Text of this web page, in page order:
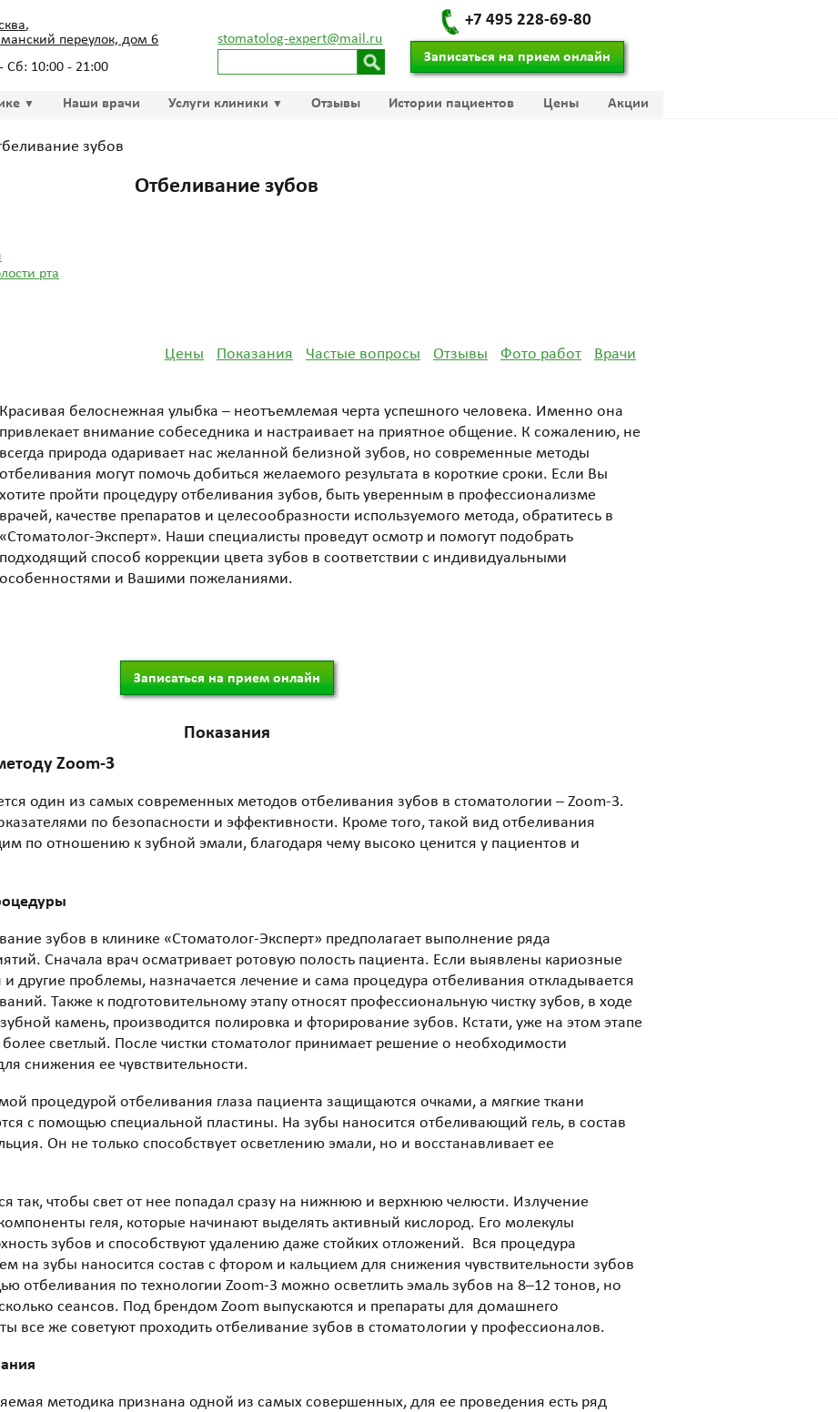
,
переулок, дом 6
Сб: 10:00 - 21:00
stomatolog-expert@mail.ru
+7 495 228-69-80
Записаться на прием онлайн
Наши врачи Услуги клиники Отзывы Истории пациентов Цены Акции
зубов
Отбеливание зубов
рта
Цены Показания Частые вопросы Отзывы Фото работ Врачи
Красивая белоснежная улыбка – неотъемлемая черта успешного человека. Именно она
привлекает внимание собеседника и настраивает на приятное общение. К сожалению, не
всегда природа одаривает нас желанной белизной зубов, но современные методы
отбеливания могут помочь добиться желаемого результата в короткие сроки. Если Вы
хотите пройти процедуру отбеливания зубов, быть уверенным в профессионализме
врачей, качестве препаратов и целесообразности используемого метода, обратитесь в
«Стоматолог-Эксперт». Наши специалисты проведут осмотр и помогут подобрать
подходящий способ коррекции цвета зубов в соответствии с индивидуальными
особенностями и Вашими пожеланиями.
Записаться на прием онлайн
Показания
Zoom-3
один из самых современных методов отбеливания зубов в стоматологии – Zoom-3.
по безопасности и эффективности. Кроме того, такой вид отбеливания
по отношению к зубной эмали, благодаря чему высоко ценится у пациентов и
зубов в клинике «Стоматолог-Эксперт» предполагает выполнение ряда
Сначала врач осматривает ротовую полость пациента. Если выявлены кариозные
другие проблемы, назначается лечение и сама процедура отбеливания откладывается
Также к подготовительному этапу относят профессиональную чистку зубов, в ходе
камень, производится полировка и фторирование зубов. Кстати, уже на этом этапе
светлый. После чистки стоматолог принимает решение о необходимости
снижения ее чувствительности.
процедурой отбеливания глаза пациента защищаются очками, а мягкие ткани
с помощью специальной пластины. На зубы наносится отбеливающий гель, в состав
Он не только способствует осветлению эмали, но и восстанавливает ее
так, чтобы свет от нее попадал сразу на нижнюю и верхнюю челюсти. Излучение
геля, которые начинают выделять активный кислород. Его молекулы
зубов и способствуют удалению даже стойких отложений. Вся процедура
на зубы наносится состав с фтором и кальцием для снижения чувствительности зубов
отбеливания по технологии Zoom-3 можно осветлить эмаль зубов на 8–12 тонов, но
сеансов. Под брендом Zoom выпускаются и препараты для домашнего
все же советуют проходить отбеливание зубов в стоматологии у профессионалов.
методика признана одной из самых совершенных, для ее проведения есть ряд